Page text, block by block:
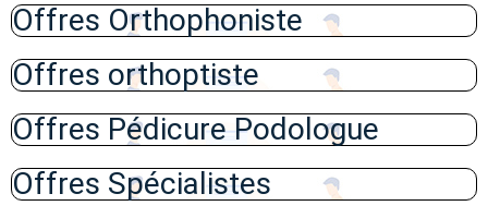
Offres Orthophoniste
Offres orthoptiste
Offres Pédicure Podologue
Offres Spécialistes